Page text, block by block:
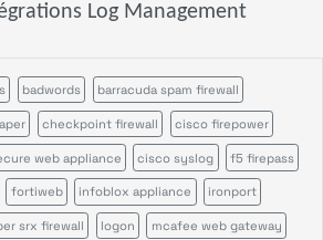
Log Management
badwords barracuda spam firewall
checkpoint firewall cisco firepower
web appliance cisco syslog f5 firepass
fortiweb infoblox appliance ironport
srx firewall logon mcafee web gateway